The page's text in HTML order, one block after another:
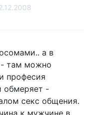
а в
- там можно
професия
обмеряет -
секс общения.
к мужчине в